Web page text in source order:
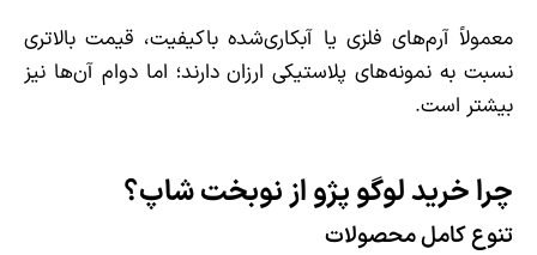
معمولاً آرم‌های فلزی یا آبکاری‌شده باکیفیت، قیمت بالاتری
نسبت به نمونه‌های پلاستیکی ارزان دارند؛ اما دوام آن‌ها نیز
بیشتر است.
چرا خرید لوگو پژو از نوبخت شاپ؟
تنوع کامل محصولات